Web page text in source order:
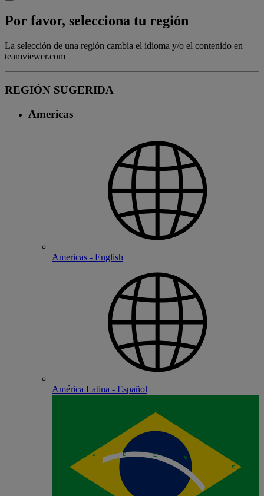
Por favor, selecciona tu región
La selección de una región cambia el idioma y/o el contenido en
teamviewer.com
REGIÓN SUGERIDA
Americas
Americas - English
América Latina - Español